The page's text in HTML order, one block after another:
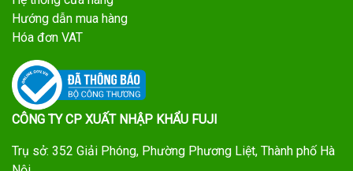
Hướng dẫn mua hàng
Hóa đơn VAT
CÔNG TY CP XUẤT NHẬP KHẨU FUJI
Trụ sở: 352 Giải Phóng, Phường Phương Liệt, Thành phố Hà